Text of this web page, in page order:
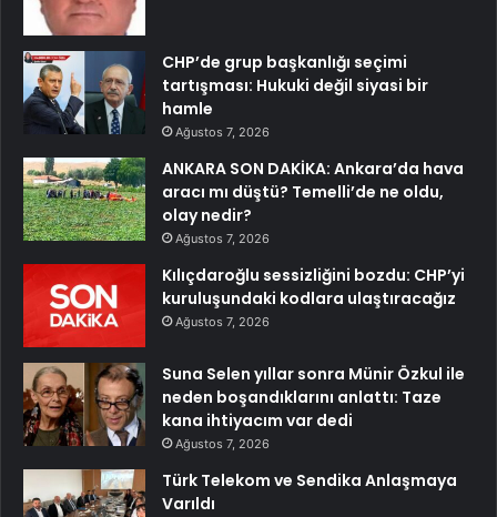
CHP’de grup başkanlığı seçimi
tartışması: Hukuki değil siyasi bir
hamle
Ağustos 7, 2026
ANKARA SON DAKİKA: Ankara’da hava
aracı mı düştü? Temelli’de ne oldu,
olay nedir?
Ağustos 7, 2026
Kılıçdaroğlu sessizliğini bozdu: CHP’yi
kuruluşundaki kodlara ulaştıracağız
Ağustos 7, 2026
Suna Selen yıllar sonra Münir Özkul ile
neden boşandıklarını anlattı: Taze
kana ihtiyacım var dedi
Ağustos 7, 2026
Türk Telekom ve Sendika Anlaşmaya
Varıldı